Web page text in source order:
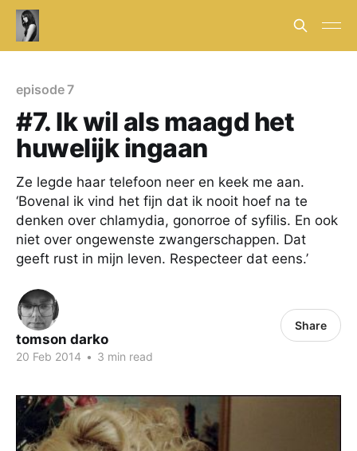
episode 7
#7. Ik wil als maagd het
huwelijk ingaan
Ze legde haar telefoon neer en keek me aan.
‘Bovenal ik vind het fijn dat ik nooit hoef na te
denken over chlamydia, gonorroe of syfilis. En ook
niet over ongewenste zwangerschappen. Dat
geeft rust in mijn leven. Respecteer dat eens.’
tomson darko
20 Feb 2014 • 3 min read
Share